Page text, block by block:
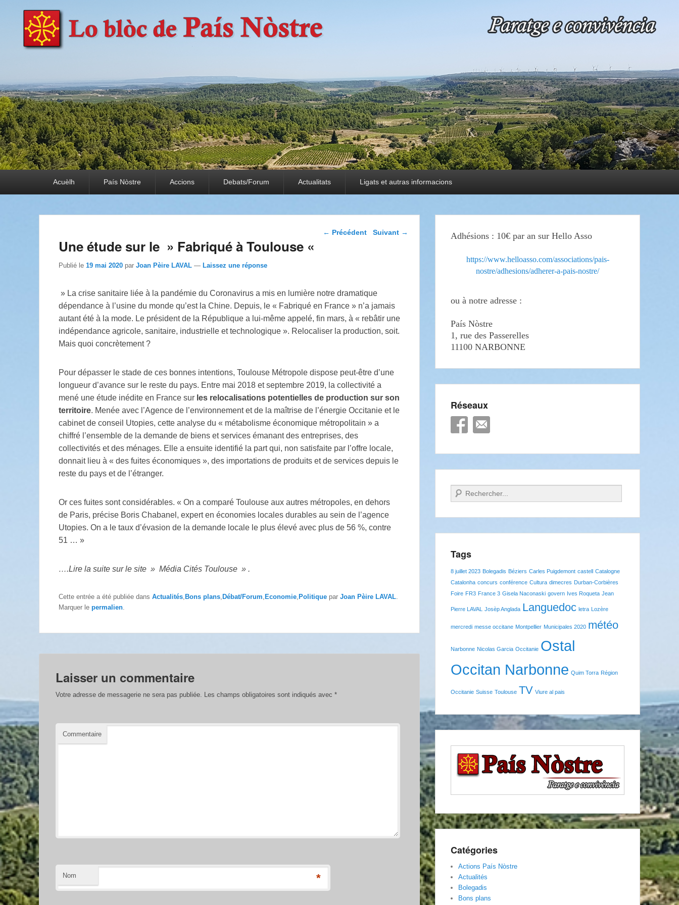
País Nòstre
Paratge e Convivència
Acuèlh País Nòstre Accions Debats/Forum Actualitats Ligats et autras informacions
Navigation dans les
← Précédent Suivant →
Une étude sur le » Fabriqué à Toulouse «
Publié le 19 mai 2020 par Joan Pèire LAVAL — Laissez une réponse
» La crise sanitaire liée à la pandémie du Coronavirus a mis en lumière notre dramatique
dépendance à l’usine du monde qu’est la Chine. Depuis, le « Fabriqué en France » n’a jamais
autant été à la mode. Le président de la République a lui‐même appelé, fin mars, à « rebâtir une
indépendance agricole, sanitaire, industrielle et technologique ». Relocaliser la production, soit.
Mais quoi concrètement ?
Pour dépasser le stade de ces bonnes intentions, Toulouse Métropole dispose peut‐être d’une
longueur d’avance sur le reste du pays. Entre mai 2018 et septembre 2019, la collectivité a
mené une étude inédite en France sur les relocalisations potentielles de production sur son
territoire. Menée avec l’Agence de l’environnement et de la maîtrise de l’énergie Occitanie et le
cabinet de conseil Utopies, cette analyse du « métabolisme économique métropolitain » a
chiffré l’ensemble de la demande de biens et services émanant des entreprises, des
collectivités et des ménages. Elle a ensuite identifié la part qui, non satisfaite par l’offre locale,
donnait lieu à « des fuites économiques », des importations de produits et de services depuis le
reste du pays et de l’étranger.
Or ces fuites sont considérables. « On a comparé Toulouse aux autres métropoles, en dehors
de Paris, précise Boris Chabanel, expert en économies locales durables au sein de l’agence
Utopies. On a le taux d’évasion de la demande locale le plus élevé avec plus de 56 %, contre
51 … »
….Lire la suite sur le site » Média Cités Toulouse » .
Cette entrée a été publiée dans Actualités Bons plans Débat/Forum Economie Politique par Joan Pèire LAVAL
Marquer le permalien
Laisser un commentaire
Votre adresse de messagerie ne sera pas publiée. Les champs obligatoires sont indiqués avec *
Commentaire
Nom *
Adhésions : 10€ par an sur Hello Asso
https://www.helloasso.com/associations/pais-
nostre/adhesions/adherer-a-pais-nostre/
ou à notre adresse :
País Nòstre
1, rue des Passerelles
11100 NARBONNE
Réseaux
Recherche
Tags
8 juillet 2023 Bolegadis Béziers Carles Puigdemont castell Catalogne
Catalonha concurs conférence Cultura dimecres Durban-Corbières
Foire FR3 France 3 Gisela Naconaski govern Ives Roqueta Jean
Pierre LAVAL Josèp Anglada Languedoc letra Lozère
mercredi messe occitane Montpellier Municipales 2020 météo
Narbonne Nicolas Garcia Occitanie Ostal
Occitan Narbonne Quim Torra Région
Occitanie Suisse Toulouse TV Viure al pais
Catégories
Actions País Nòstre
Actualités
Bolegadis
Bons plans